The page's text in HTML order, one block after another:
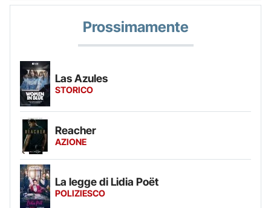
Prossimamente
Las Azules
STORICO
Reacher
AZIONE
La legge di Lidia Poët
POLIZIESCO